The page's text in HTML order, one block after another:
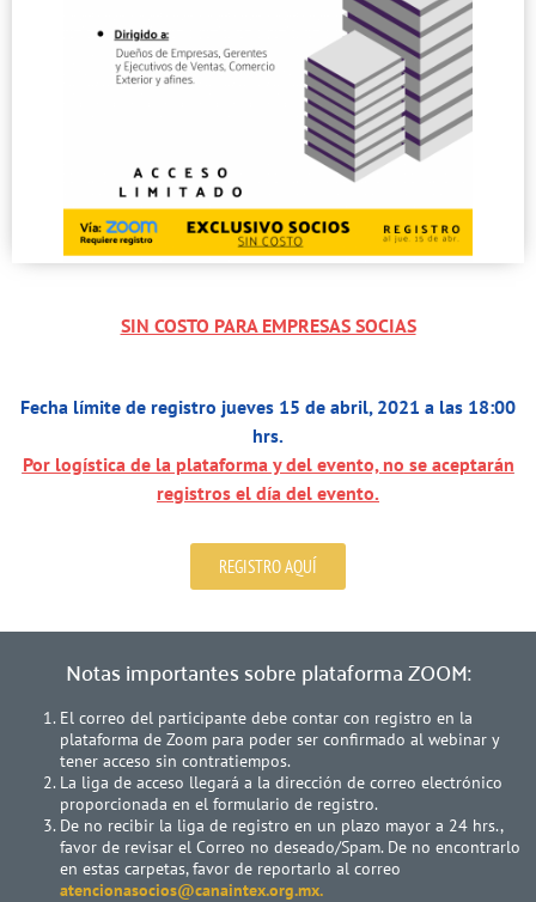
SIN COSTO PARA EMPRESAS SOCIAS
Fecha límite de registro jueves 15 de abril, 2021 a las 18:00
hrs.
Por logística de la plataforma y del evento, no se aceptarán
registros el día del evento.
REGISTRO AQUÍ
Notas importantes sobre plataforma ZOOM:
El correo del participante debe contar con registro en la
plataforma de Zoom para poder ser confirmado al webinar y
tener acceso sin contratiempos.
La liga de acceso llegará a la dirección de correo electrónico
proporcionada en el formulario de registro.
De no recibir la liga de registro en un plazo mayor a 24 hrs.,
favor de revisar el Correo no deseado/Spam. De no encontrarlo
en estas carpetas, favor de reportarlo al correo
atencionasocios@canaintex.org.mx.